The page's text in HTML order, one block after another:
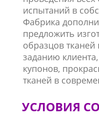
испытаний в
Фабрика
предложить
образцов тканей
заданию
купонов,
тканей в
УСЛОВИЯ